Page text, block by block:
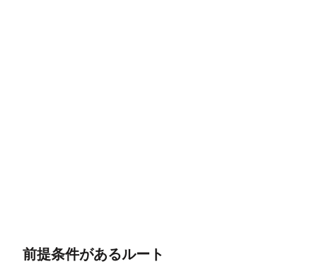
前提条件があるルート